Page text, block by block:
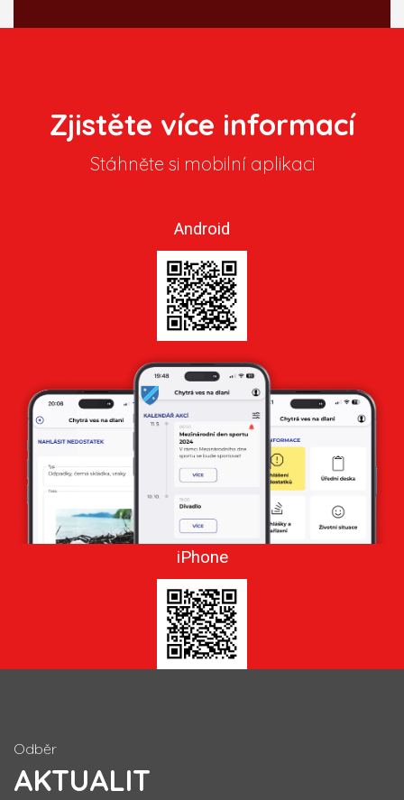
Zjistěte více informací
Stáhněte si mobilní aplikaci
Android
iPhone
Odběr
AKTUALIT